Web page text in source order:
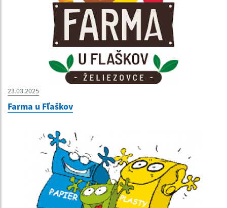
23.03.2025
Farma u Fľaškov